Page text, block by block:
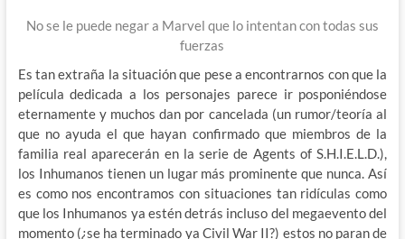
No se le puede negar a Marvel que lo intentan con todas sus
fuerzas
Es tan extraña la situación que pese a encontrarnos con que la
película dedicada a los personajes parece ir posponiéndose
eternamente y muchos dan por cancelada (un rumor/teoría al
que no ayuda el que hayan confirmado que miembros de la
familia real aparecerán en la serie de Agents of S.H.I.E.L.D.),
los Inhumanos tienen un lugar más prominente que nunca. Así
es como nos encontramos con situaciones tan ridículas como
que los Inhumanos ya estén detrás incluso del megaevento del
momento (¿se ha terminado ya Civil War II?) estos no paran de